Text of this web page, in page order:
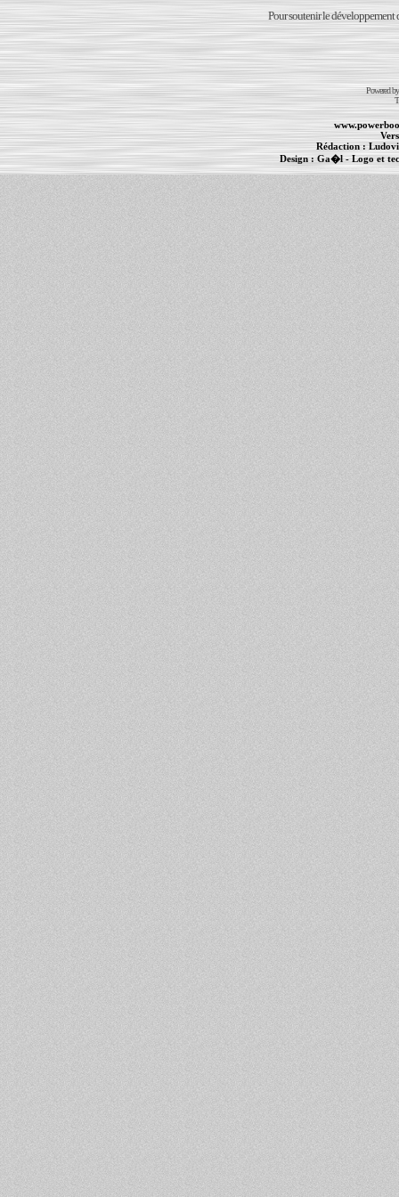
Pour soutenir le développement
Powered
Rédaction :
Design :Ga�l- Logo et
PowerBook